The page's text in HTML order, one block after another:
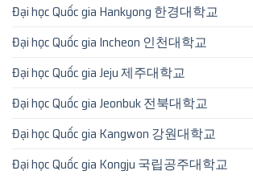
Đại học Quốc gia Hankyong 한경대학교
Đại học Quốc gia Incheon 인천대학교
Đại học Quốc gia Jeju 제주대학교
Đại học Quốc gia Jeonbuk 전북대학교
Đại học Quốc gia Kangwon 강원대학교
Đại học Quốc gia Kongju 국립공주대학교